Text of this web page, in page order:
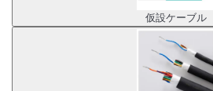
仮設ケーブル